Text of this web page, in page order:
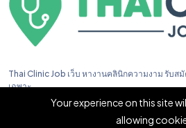
Thai Clinic Job เว็บ หางานคลินิกความงาม รับส
เฉพาะ
Your experience on this site
allowing